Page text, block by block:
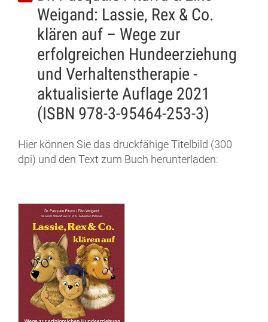
Weigand: Lassie, Rex & Co.
klären auf – Wege zur
erfolgreichen Hundeerziehung
und Verhaltenstherapie -
aktualisierte Auflage 2021
(ISBN 978-3-95464-253-3)
Hier können Sie das druckfähige Titelbild (300
dpi) und den Text zum Buch herunterladen: